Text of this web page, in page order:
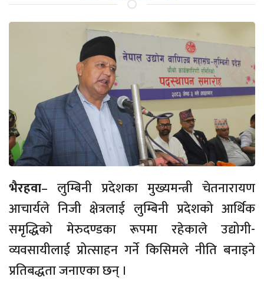
भैरहवा– लुम्बिनी प्रदेशका मुख्यमन्त्री चेतनारायण
आचार्यले निजी क्षेत्रलाई लुम्बिनी प्रदेशको आर्थिक
समृद्धिको मेरुदण्डका रूपमा रहेकाले उद्योगी-
व्यवसायीलाई प्रोत्साहन गर्ने किसिमले नीति बनाइने
प्रतिबद्धता जनाएका छन् ।